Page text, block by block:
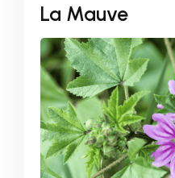
La Mauve